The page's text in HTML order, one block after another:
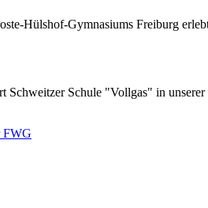
Hülshof-Gymnasiums Freiburg
Schweitzer Schule "Vollgas" in
FWG